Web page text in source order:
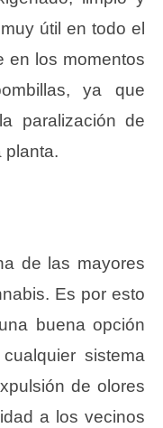
útil en todo el
en los momentos
ya que
paralización de
planta.
de las mayores
Es por esto
buena opción
sistema
de olores
a los vecinos